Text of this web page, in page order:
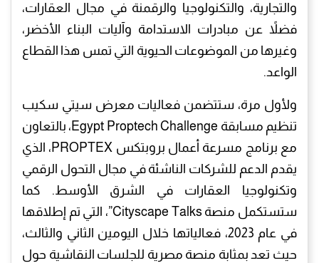
والتجارية، والتكنولوجيا والرقمنة في مجال العقارات،
فضلاً عن مبادرات الاستدامة وآليات البناء الأخضر،
وغيرها من الموضوعات الحيوية التي تمس هذا القطاع
الواعد.
ولأول مرة، ستتضمن فعاليات معرض سيتي سكيب
تنظيم مسابقة Egypt Proptech Challenge، بالتعاون
مع برنامج مسرعة أعمال بروبتكس PROPTEX، الذي
يقدم الدعم للشركات الناشئة في مجال التحول الرقمي
وتكنولوجيا العقارات في الشرق الأوسط. كما
ستستكمل منصة Cityscape Talks”، التي تم إطلاقها
في عام 2023، فعالياتها خلال اليومين الثاني والثالث،
حيث تعد بمثابة منصة مصرية للجلسات النقاشية حول